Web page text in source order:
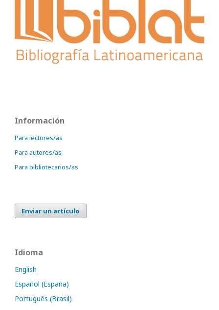
Información
Para lectores/as
Para autores/as
Para bibliotecarios/as
Enviar un artículo
Idioma
English
Español (España)
Português (Brasil)